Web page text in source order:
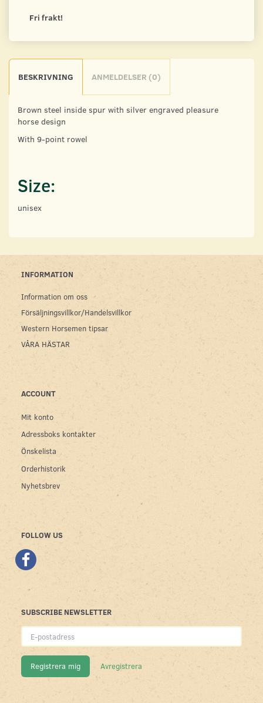
Fri frakt!
BESKRIVNING ANMELDELSER (0)
Brown steel inside spur with silver engraved pleasure
horse design
With 9-point rowel
Size:
unisex
INFORMATION
Information om oss
Försäljningsvillkor/Handelsvillkor
Western Horsemen tipsar
VÅRA HÄSTAR
ACCOUNT
Mit konto
Adressboks kontakter
Önskelista
Orderhistorik
Nyhetsbrev
FOLLOW US
SUBSCRIBE NEWSLETTER
E-
postadress
Registrera mig Avregistrera